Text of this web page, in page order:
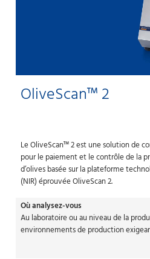
OliveScan™ 2
Le OliveScan™ 2 est une solution de
pour le paiement et le contrôle de la
d’olives basée sur la plateforme
(NIR) éprouvée OliveScan 2.
Où analysez-vous
Au laboratoire ou au niveau de la
environnements de production